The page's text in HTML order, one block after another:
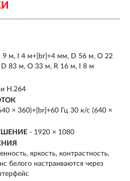
9 м, I 4 м+[br]+4 мм, D 56 м, O 22
83 м, O 33 м, R 16 м, I 8 м
H.264
× 360)+[br]+60 Гц 30 к/с (640 ×
- 1920 × 1080
яркость, контрастность,
белого настраиваются через